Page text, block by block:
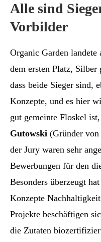
Alle sind
Vorbilder
Organic Garden landete
dem ersten Platz,
dass beide Sieger sind,
Konzepte, und es hier
gut gemeinte Floskel
Gutowski (Gründer von
der Jury waren sehr
Bewerbungen für den
Besonders überzeugt
Konzepte
Projekte beschäftigen
die Zutaten